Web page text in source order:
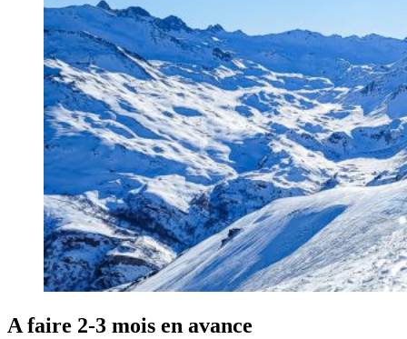
A faire 2-3 mois en avance